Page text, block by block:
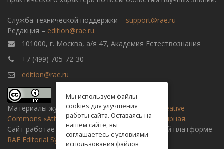
Служба технической поддержки – support@rae.ru
Редакция – edition@rae.ru
101000, г. Москва, а/я 47, Академия Естествознания
+7 (499) 705-72-30
edition@rae.ru
Материалы журнала доступны полицензии Creative
Commons «Attribution» («Атрибуция») 4.0 Всемирная.
Сайт работает на универсальной издательской платформе
RAE Editorial System
Мы используем файлы
cookies для улучшения
работы сайта. Оставаясь на
нашем сайте, вы
соглашаетесь с условиями
использования файлов